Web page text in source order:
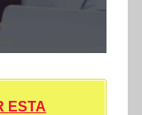
ESTA